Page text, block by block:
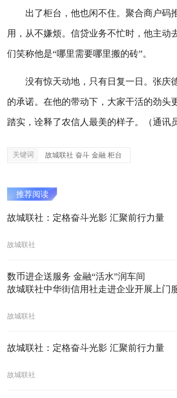
出了柜台，他也闲不住。聚合商户码
用，从不嫌烦。信贷业务不忙时，他主动
们笑称他是“哪里需要哪里搬的砖”。
没有惊天动地，只有日复一日。张庆
的承诺。在他的带动下，大家干活的劲头
踏实，诠释了农信人最美的样子。（通讯
关键词 故城联社 奋斗 金融 柜台
推荐阅读
故城联社：定格奋斗光影 汇聚前行力量
故城联社
数币进企送服务 金融“活水”润车间
故城联社中华街信用社走进企业开展上门
故城联社
故城联社：定格奋斗光影 汇聚前行力量
故城联社